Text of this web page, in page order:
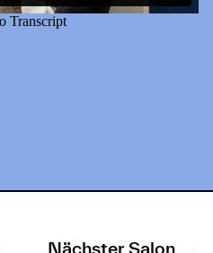
Nächster Salon